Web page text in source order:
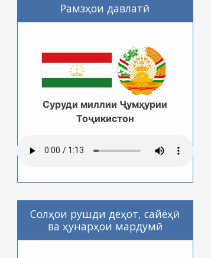
Рамзҳои давлатӣ
Суруди миллии Ҷумҳурии
Тоҷикистон
Солҳои рушди деҳот, сайёҳӣ
ва ҳунарҳои мардумӣ